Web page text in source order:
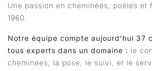
Une passion en cheminées, poêles et
1960.
Notre équipe compte aujourd’hui 37
tous experts dans un domaine : le
cheminées, la pose, le suivi, et le